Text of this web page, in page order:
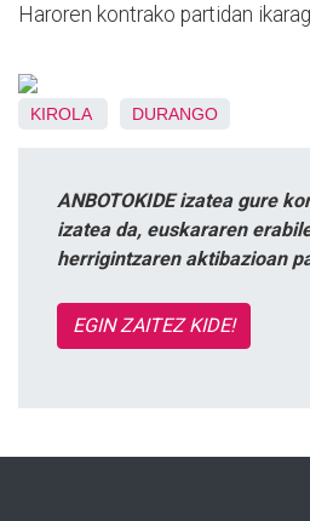
Haroren kontrako partidan
KIROLA DURANGO
ANBOTOKIDE izatea gure
izatea da, euskararen
herrigintzaren aktibazioan
EGIN ZAITEZ KIDE!